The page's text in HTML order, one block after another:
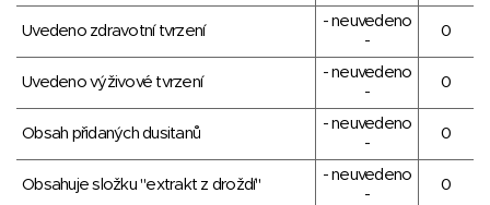
Uvedeno zdravotní tvrzení
- neuvedeno
-
0
Uvedeno výživové tvrzení
- neuvedeno
-
0
Obsah přidaných dusitanů
- neuvedeno
-
0
Obsahuje složku "extrakt z droždí"
- neuvedeno
-
0